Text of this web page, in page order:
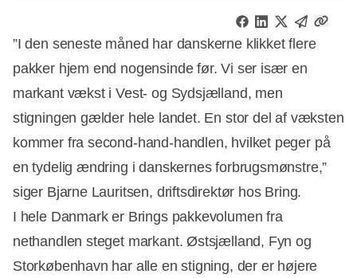
”I den seneste måned har danskerne klikket flere
pakker hjem end nogensinde før. Vi ser især en
markant vækst i Vest- og Sydsjælland, men
stigningen gælder hele landet. En stor del af væksten
kommer fra second-hand-handlen, hvilket peger på
en tydelig ændring i danskernes forbrugsmønstre,”
siger Bjarne Lauritsen, driftsdirektør hos Bring.
I hele Danmark er Brings pakkevolumen fra
nethandlen steget markant. Østsjælland, Fyn og
Storkøbenhavn har alle en stigning, der er højere